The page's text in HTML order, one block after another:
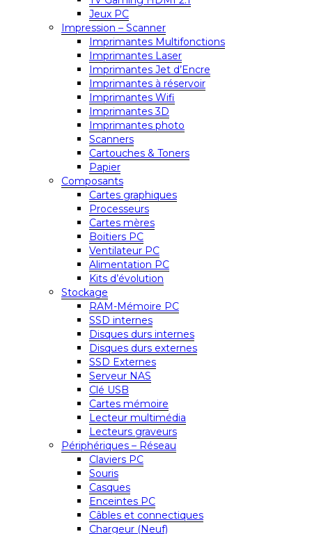
Jeux PC
Impression – Scanner
Imprimantes Multifonctions
Imprimantes Laser
Imprimantes Jet d’Encre
Imprimantes à réservoir
Imprimantes Wifi
Imprimantes 3D
Imprimantes photo
Scanners
Cartouches & Toners
Papier
Composants
Cartes graphiques
Processeurs
Cartes mères
Boitiers PC
Ventilateur PC
Alimentation PC
Kits d’évolution
Stockage
RAM-Mémoire PC
SSD internes
Disques durs internes
Disques durs externes
SSD Externes
Serveur NAS
Clé USB
Cartes mémoire
Lecteur multimédia
Lecteurs graveurs
Périphériques – Réseau
Claviers PC
Souris
Casques
Enceintes PC
Câbles et connectiques
Chargeur (Neuf)